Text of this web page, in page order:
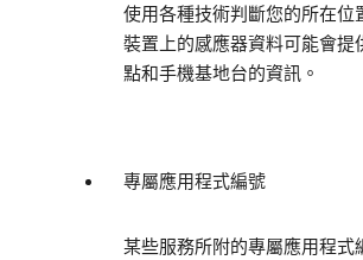
使用各種技術判斷您的所在位
裝置上的感應器資料可能會提
點和手機基地台的資訊。
專屬應用程式編號
某些服務所附的專屬應用程式